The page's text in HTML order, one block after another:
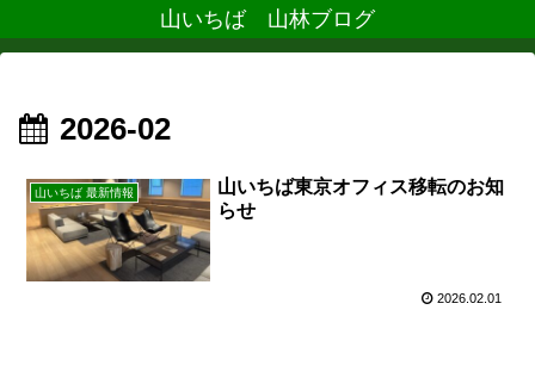
山いちば 山林ブログ
2026-02
山いちば 最新情報
山いちば東京オフィス移転のお知
らせ
2026.02.01